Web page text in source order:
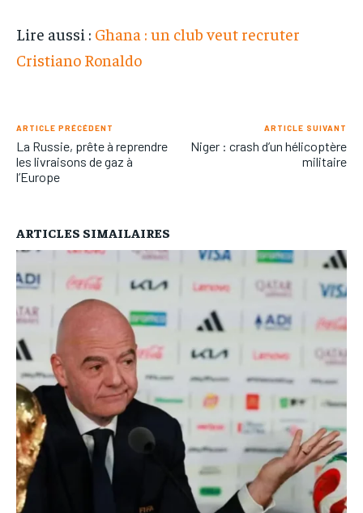
Lire aussi : Ghana : un club veut recruter
Cristiano Ronaldo
ARTICLE PRÉCÉDENT
La Russie, prête à reprendre
les livraisons de gaz à
l’Europe
ARTICLE SUIVANT
Niger : crash d’un hélicoptère
militaire
ARTICLES SIMAILAIRES